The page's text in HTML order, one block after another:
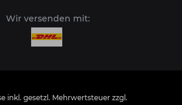
Wir versenden mit:
inkl. gesetzl. Mehrwertsteuer zzgl.